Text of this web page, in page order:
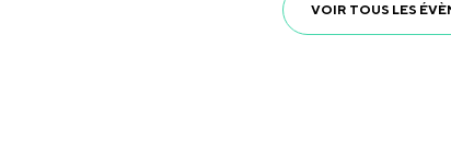
VOIR TOUS LES